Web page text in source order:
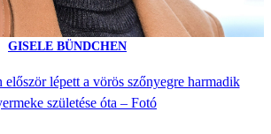
GISELE BÜNDCHEN
először lépett a vörös szőnyegre harmadik
születése óta – Fotó